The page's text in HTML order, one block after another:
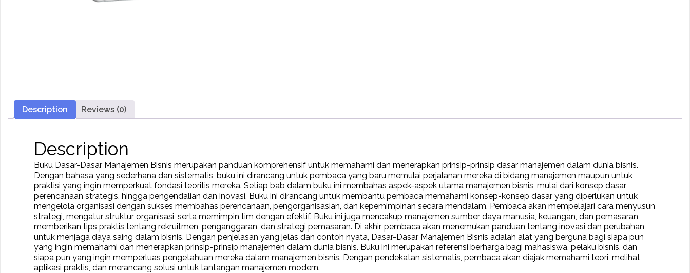
Description Reviews (0)
Description
Buku Dasar-Dasar Manajemen Bisnis merupakan panduan komprehensif untuk memahami dan menerapkan prinsip-prinsip dasar manajemen dalam dunia bisnis.
Dengan bahasa yang sederhana dan sistematis, buku ini dirancang untuk pembaca yang baru memulai perjalanan mereka di bidang manajemen maupun untuk
praktisi yang ingin memperkuat fondasi teoritis mereka. Setiap bab dalam buku ini membahas aspek-aspek utama manajemen bisnis, mulai dari konsep dasar,
perencanaan strategis, hingga pengendalian dan inovasi. Buku ini dirancang untuk membantu pembaca memahami konsep-konsep dasar yang diperlukan untuk
mengelola organisasi dengan sukses membahas perencanaan, pengorganisasian, dan kepemimpinan secara mendalam. Pembaca akan mempelajari cara menyusun
strategi, mengatur struktur organisasi, serta memimpin tim dengan efektif. Buku ini juga mencakup manajemen sumber daya manusia, keuangan, dan pemasaran,
memberikan tips praktis tentang rekruitmen, penganggaran, dan strategi pemasaran. Di akhir, pembaca akan menemukan panduan tentang inovasi dan perubahan
untuk menjaga daya saing dalam bisnis. Dengan penjelasan yang jelas dan contoh nyata, Dasar-Dasar Manajemen Bisnis adalah alat yang berguna bagi siapa pun
yang ingin memahami dan menerapkan prinsip-prinsip manajemen dalam dunia bisnis. Buku ini merupakan referensi berharga bagi mahasiswa, pelaku bisnis, dan
siapa pun yang ingin memperluas pengetahuan mereka dalam manajemen bisnis. Dengan pendekatan sistematis, pembaca akan diajak memahami teori, melihat
aplikasi praktis, dan merancang solusi untuk tantangan manajemen modern.